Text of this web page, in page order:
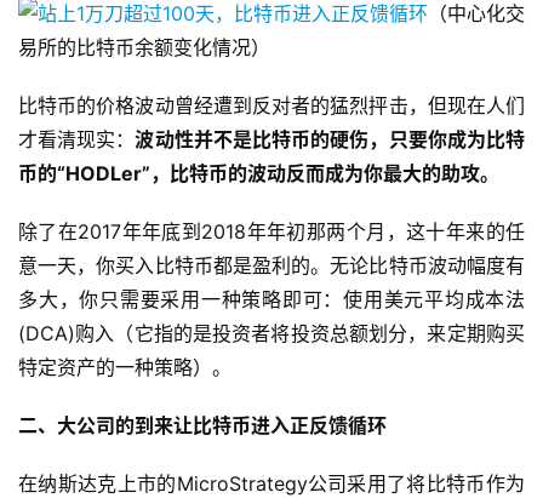
（中心化交
易所的比特币余额变化情况）
比特币的价格波动曾经遭到反对者的猛烈抨击，但现在人们
才看清现实：波动性并不是比特币的硬伤，只要你成为比特
币的“HODLer”，比特币的波动反而成为你最大的助攻。
除了在2017年年底到2018年年初那两个月，这十年来的任
意一天，你买入比特币都是盈利的。无论比特币波动幅度有
多大，你只需要采用一种策略即可：使用美元平均成本法
(DCA)购入（它指的是投资者将投资总额划分，来定期购买
特定资产的一种策略）。
二、大公司的到来让比特币进入正反馈循环
在纳斯达克上市的MicroStrategy公司采用了将比特币作为